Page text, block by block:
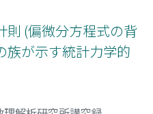
則 (偏微分方程式の背
族が示す統計力学的